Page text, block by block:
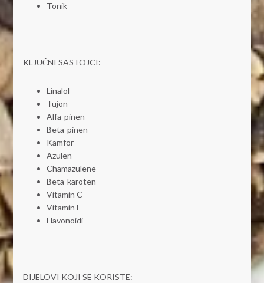
Tonik
KLJUČNI SASTOJCI:
Linalol
Tujon
Alfa-pinen
Beta-pinen
Kamfor
Azulen
Chamazulene
Beta-karoten
Vitamin C
Vitamin E
Flavonoidi
DIJELOVI KOJI SE KORISTE: